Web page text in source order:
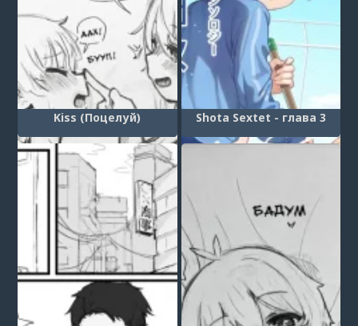
Kiss (Поцелуй) Shota Sextet - глава 3